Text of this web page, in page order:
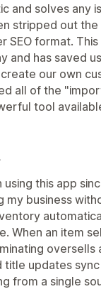
and solves any
stripped out
SEO format.
and has saved
our own
all of the
tool
using this app
my business
When an item
oversells
title updates
from a single